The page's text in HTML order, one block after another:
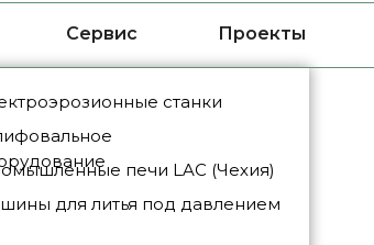
Сервис Проекты
станки
печи LAC (Чехия)
для литья под давлением